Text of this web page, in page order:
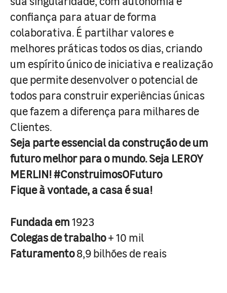
confiança para atuar de forma
colaborativa. É partilhar valores e
melhores práticas todos os dias, criando
um espírito único de iniciativa e realização
que permite desenvolver o potencial de
todos para construir experiências únicas
que fazem a diferença para milhares de
Clientes.
Seja parte essencial da construção de um
futuro melhor para o mundo. Seja LEROY
MERLIN! #ConstruimosOFuturo
Fique à vontade, a casa é sua!
Fundada em1923
Colegas de trabalho+ 10 mil
Faturamento8,9 bilhões de reais